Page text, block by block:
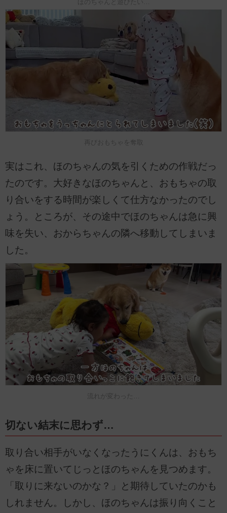
ほのちゃんと遊びたい…
再びおもちゃを奪取
実はこれ、ほのちゃんの気を引くための作戦だっ
たのです。大好きなほのちゃんと、おもちゃの取
り合いをする時間が楽しくて仕方なかったのでし
ょう。ところが、その途中でほのちゃんは急に興
味を失い、おからちゃんの隣へ移動してしまいま
した。
流れが変わった…
切ない結末に思わず…
取り合い相手がいなくなったうにくんは、おもち
ゃを床に置いてじっとほのちゃんを見つめます。
「取りに来ないのかな？」と期待していたのかも
しれません。しかし、ほのちゃんは振り向くこと